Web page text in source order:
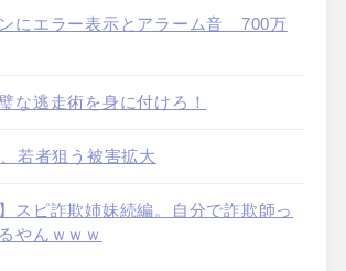
にエラー表示とアラーム音 700万
な逃走術を身に付けろ！
若者狙う被害拡大
スピ詐欺姉妹続編。自分で詐欺師っ
やんｗｗｗ